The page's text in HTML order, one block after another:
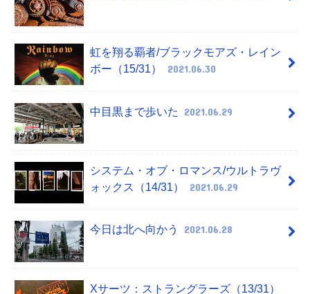
虹を翔る覇者/ブラックモアズ・レイン
ボー（15/31）
2021.06.30
中目黒まで歩いた 2021.06.29
システム・オブ・ロマンス/ウルトラヴ
ォックス（14/31）
2021.06.29
今日は北へ向かう 2021.06.28
Xサーツ：ストラングラーズ（13/31）